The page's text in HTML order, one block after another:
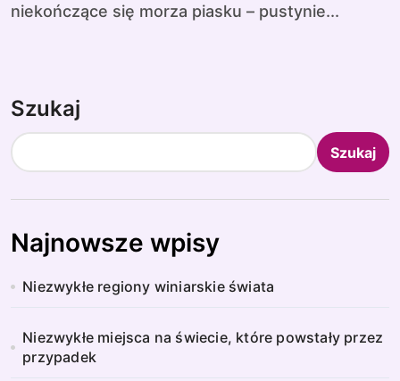
niekończące się morza piasku – pustynie...
Szukaj
Szukaj
Najnowsze wpisy
Niezwykłe regiony winiarskie świata
Niezwykłe miejsca na świecie, które powstały przez
przypadek